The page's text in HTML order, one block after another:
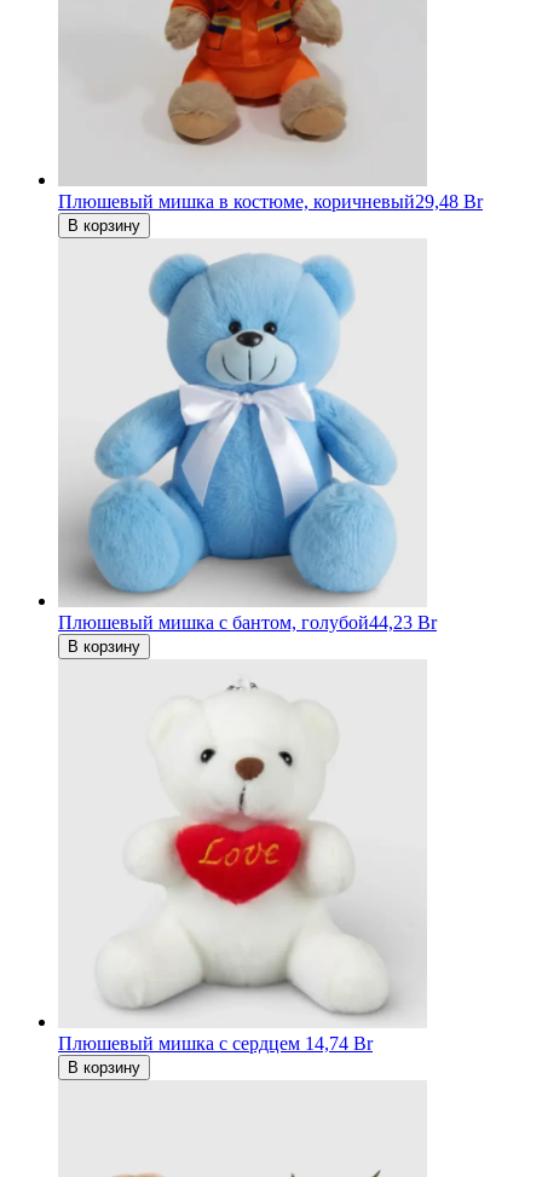
Плюшевый мишка в костюме, коричневый29,48 Br
В корзину
Плюшевый мишка с бантом, голубой44,23 Br
В корзину
Плюшевый мишка с сердцем 14,74 Br
В корзину